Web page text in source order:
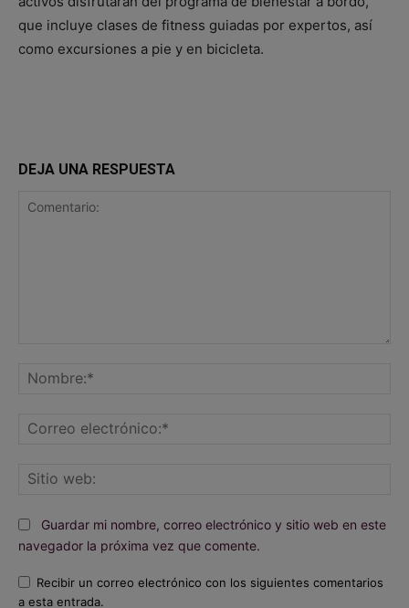
que incluye clases de fitness guiadas por expertos, así
como excursiones a pie y en bicicleta.
DEJA UNA RESPUESTA
Guardar mi nombre, correo electrónico y sitio web en este
navegador la próxima vez que comente.
Recibir un correo electrónico con los siguientes comentarios
a esta entrada.